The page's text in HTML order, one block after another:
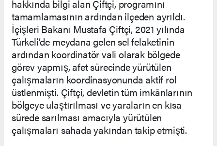
hakkında bilgi alan Çiftçi, programını
tamamlamasının ardından ilçeden ayrıldı.
İçişleri Bakanı Mustafa Çiftçi, 2021 yılında
Türkeli’de meydana gelen sel felaketinin
ardından koordinatör vali olarak bölgede
görev yapmış, afet sürecinde yürütülen
çalışmaların koordinasyonunda aktif rol
üstlenmişti. Çiftçi, devletin tüm imkânlarının
bölgeye ulaştırılması ve yaraların en kısa
sürede sarılması amacıyla yürütülen
çalışmaları sahada yakından takip etmişti.